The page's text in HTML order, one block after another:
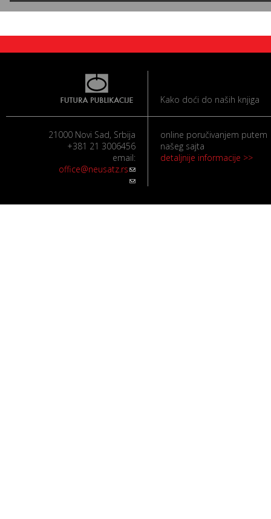
Kako doći do naših knjiga
21000 Novi Sad, Srbija
+381 21 3006456
email:
office@neusatz.rs(link sends e-mail)
online poručivanjem putem
našeg sajta
detaljnije informacije >>